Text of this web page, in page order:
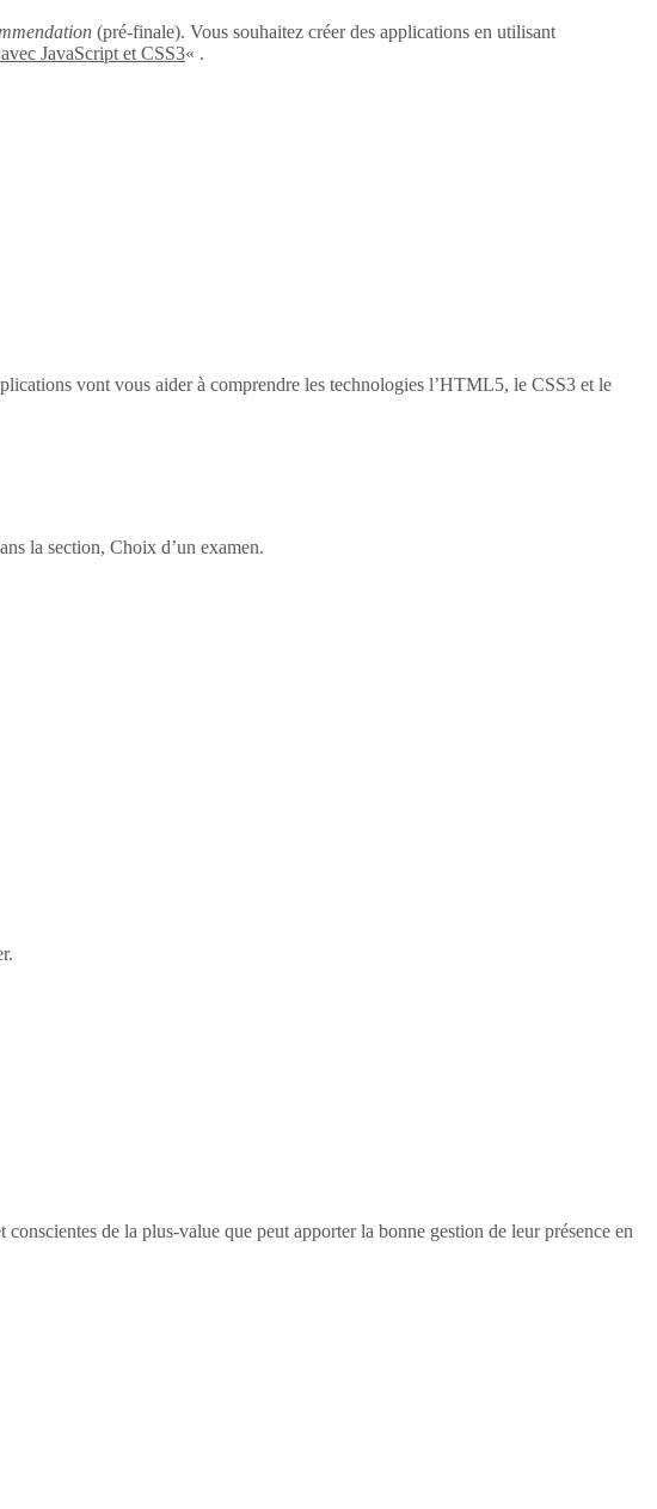
(pré-finale). Vous souhaitez créer des applications en utilisant
JavaScript et CSS3« .
vont vous aider à comprendre les technologies l’HTML5, le CSS3 et le
la section, Choix d’un examen.
de la plus-value que peut apporter la bonne gestion de leur présence en